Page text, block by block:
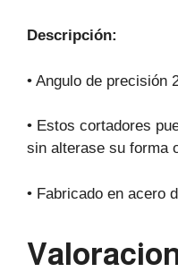
Descripción:
• Angulo de precisión
• Estos cortadores
sin alterase su forma
• Fabricado en acero